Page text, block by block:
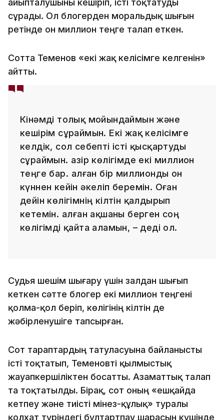
айыпталушыны кешіріп, істі тоқтатуды
сұрады. Ол блогерден моральдық шығын
ретінде он миллион теңге талап еткен.
Сотта Теменов «екі жақ келісімге келгенін»
айтты.
Кінәмді толық мойындаймын және
кешірім сұраймын. Екі жақ келісімге
келдік, сол себепті істі қысқартуды
сұраймын. Қазір көлігімде екі миллион
теңге бар. Қалған бір миллионды он
күннен кейін әкеліп беремін. Оған
дейін көлігімнің кілтін қалдырып
кетемін. Қалған ақшаны берген соң
көлігімді қайта аламын, – деді ол.
Судья шешім шығару үшін залдан шығып
кеткен сәтте блогер екі миллион теңгені
қолма-қол беріп, көлігінің кілтін де
жәбірленушіге тапсырған.
Сот тараптардың татуласуына байланысты
істі тоқтатып, Теменовті қылмыстық
жауапкершіліктен босатты. Азаматтық талап
та тоқтатылды. Бірақ, сот оның «ешқайда
кетпеу және тиісті мінез-құлық» туралы
қолхат түріндегі бұлтартпау шарасын күшінде